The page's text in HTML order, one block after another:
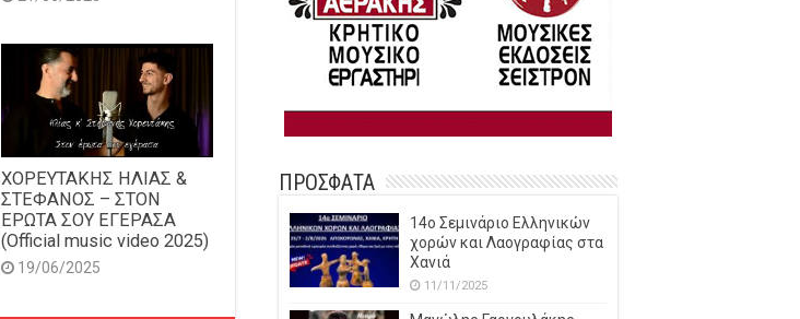
ΧΟΡΕΥΤΑΚΗΣ ΗΛΙΑΣ &
ΣΤΕΦΑΝΟΣ – ΣΤΟΝ
ΕΡΩΤΑ ΣΟΥ ΕΓΕΡΑΣΑ
(Official music video 2025)
19/06/2025
ΠΡΟΣΦΑΤΑ
14o Σεμινάριο Ελληνικών
χορών και Λαογραφίας στα
Χανιά
11/11/2025